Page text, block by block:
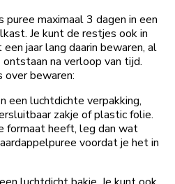
maximaal 3 dagen in een
Je kunt de restjes ook in
jaar lang daarin bewaren, al
na verloop van tijd.
over bewaren:
een luchtdichte verpakking,
zakje of plastic folie.
formaat heeft, leg dan wat
voordat je het in